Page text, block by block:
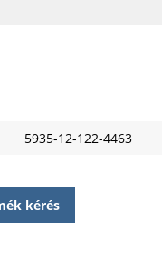
5935-12-122-4463
kérés